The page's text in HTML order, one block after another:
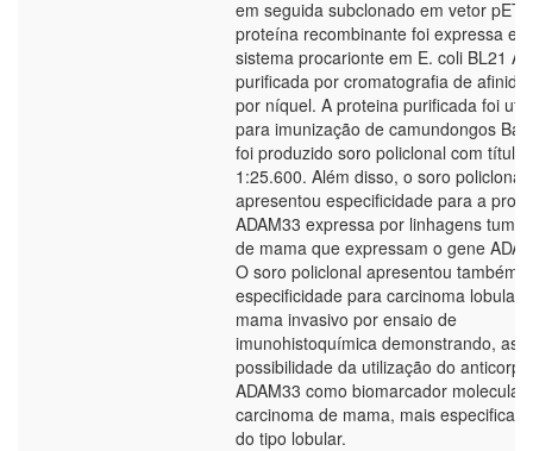
em seguida subclonado em vetor
proteína recombinante foi expressa em
sistema procarionte em E. coli BL21 Ai
purificada por cromatografia de
por níquel. A proteina purificada foi
para imunização de camundongos
foi produzido soro policlonal com título
1:25.600. Além disso, o soro policlonal
apresentou especificidade para a
ADAM33 expressa por linhagens
de mama que expressam o gene
O soro policlonal apresentou também
especificidade para carcinoma lobular
mama invasivo por ensaio de
imunohistoquímica demonstrando,
possibilidade da utilização do
ADAM33 como biomarcador molecular
carcinoma de mama, mais
do tipo lobular.